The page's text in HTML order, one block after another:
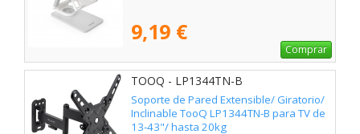
9,19 €
Comprar
TOOQ - LP1344TN-B
Soporte de Pared Extensible/ Giratorio/
Inclinable TooQ LP1344TN-B para TV de
13-43"/ hasta 20kg